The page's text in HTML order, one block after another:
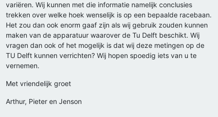
variëren. Wij kunnen met die informatie namelijk conclusies
trekken over welke hoek wenselijk is op een bepaalde racebaan.
Het zou dan ook enorm gaaf zijn als wij gebruik zouden kunnen
maken van de apparatuur waarover de Tu Delft beschikt. Wij
vragen dan ook of het mogelijk is dat wij deze metingen op de
TU Delft kunnen verrichten? Wij hopen spoedig iets van u te
vernemen.
Met vriendelijk groet
Arthur, Pieter en Jenson